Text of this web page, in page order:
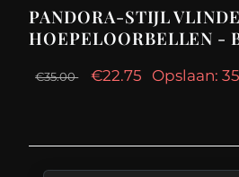
PANDORA-STIJL
HOEPELOORBELLEN -
€35.00 €22.75 Opslaan: